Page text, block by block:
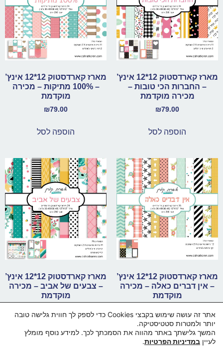
מארז קארדסטוק 12*12 אינץ’
– החברות הכי טובות –
מכירה מוקדמת
₪79.00
הוספה לסל
מארז קארדסטוק 12*12 אינץ’
– 100% מתיקות – מכירה
מוקדמת
₪79.00
הוספה לסל
מארז קארדסטוק 12*12 אינץ’
– אין דברים כאלה – מכירה
מוקדמת
הוספה לסל
מארז קארדסטוק 12*12 אינץ’
– צבעים של אביב – מכירה
מוקדמת
הוספה לסל
אתר זה עושה שימוש בקבצי Cookies כדי לספק לך חווית גלישה טובה
יותר ולמטרות סטטיסטיקה.
המשך גלישתך באתר מהווה את הסמכתך לכך. למידע נוסף מומלץ
לעיין במדיניות הפרטיות.